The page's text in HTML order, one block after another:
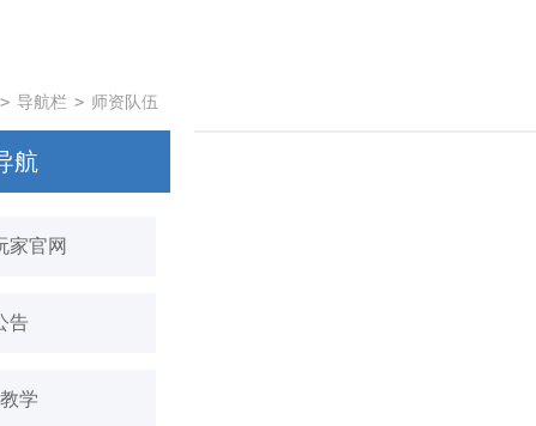
> 导航栏 > 师资队伍
航
家官网
告
学